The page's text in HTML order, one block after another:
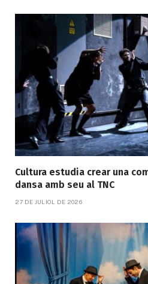
Cultura estudia crear una
dansa amb seu al TNC
27 DE JULIOL DE 2026